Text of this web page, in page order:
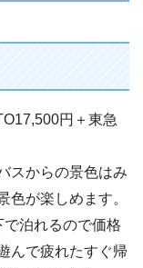
円＋東急
スからの景色はみ
色が楽しめます。
泊れるので価格
んで疲れたすぐ帰